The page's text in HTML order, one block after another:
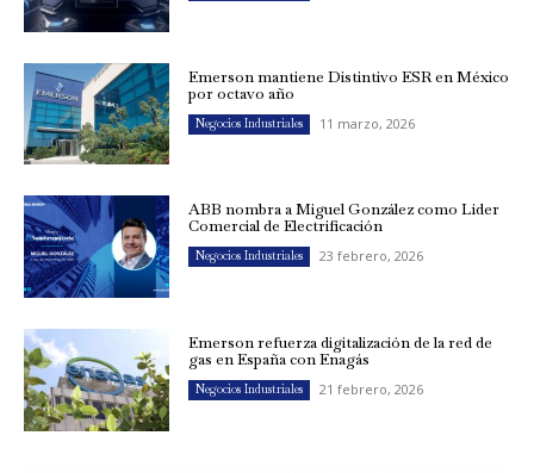
Emerson mantiene Distintivo ESR en México
por octavo año
Negocios Industriales 11 marzo, 2026
ABB nombra a Miguel González como Líder
Comercial de Electrificación
Negocios Industriales 23 febrero, 2026
Emerson refuerza digitalización de la red de
gas en España con Enagás
Negocios Industriales 21 febrero, 2026